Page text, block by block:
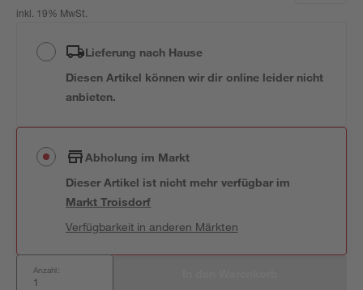
inkl. 19% MwSt.
Lieferung nach Hause
Diesen Artikel können wir dir online leider nicht
anbieten.
Abholung im Markt
Dieser Artikel ist nicht mehr verfügbar im
MarktTroisdorf
Verfügbarkeit in anderen Märkten
Anzahl: